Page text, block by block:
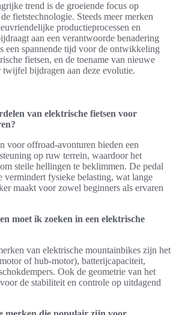
trend is de groeiende focus op
fietstechnologie. Steeds meer merken
productieprocessen en
aan een verantwoorde benadering
een spannende tijd voor de ontwikkeling
fietsen, en de toename van nieuwe
twijfel bijdragen aan deze evolutie.
van elektrische fietsen voor
voor offroad-avonturen bieden een
op ruw terrein, waardoor het
steile hellingen te beklimmen. De pedal
vermindert fysieke belasting, wat lange
maakt voor zowel beginners als ervaren
moet ik zoeken in een elektrische
van elektrische mountainbikes zijn het
of hub-motor), batterijcapaciteit,
Ook de geometrie van het
de stabiliteit en controle op uitdagend